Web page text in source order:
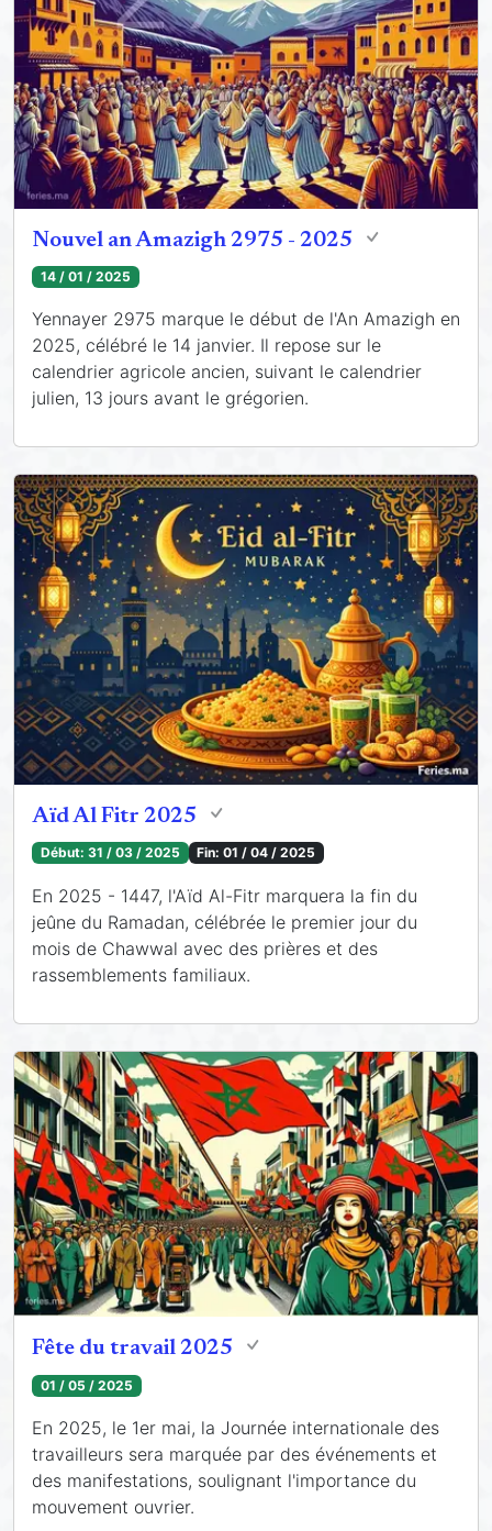
Nouvel an Amazigh 2975 - 2025
14 / 01 / 2025
Yennayer 2975 marque le début de l'An Amazigh en
2025, célébré le 14 janvier. Il repose sur le
calendrier agricole ancien, suivant le calendrier
julien, 13 jours avant le grégorien.
Aïd Al Fitr 2025
Début: 31 / 03 / 2025 Fin:01 / 04 / 2025
En 2025 - 1447, l'Aïd Al-Fitr marquera la fin du
jeûne du Ramadan, célébrée le premier jour du
mois de Chawwal avec des prières et des
rassemblements familiaux.
Fête du travail 2025
01 / 05 / 2025
En 2025, le 1er mai, la Journée internationale des
travailleurs sera marquée par des événements et
des manifestations, soulignant l'importance du
mouvement ouvrier.